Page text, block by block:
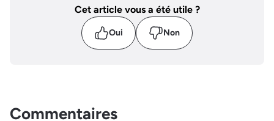
Cet article vous a été utile ?
Oui Non
Commentaires